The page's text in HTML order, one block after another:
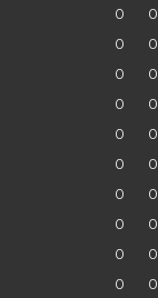
0 0
0 0
0 0
0 0
0 0
0 0
0 0
0 0
0 0
0 0